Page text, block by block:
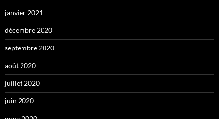
janvier 2021
décembre 2020
septembre 2020
août 2020
juillet 2020
juin 2020